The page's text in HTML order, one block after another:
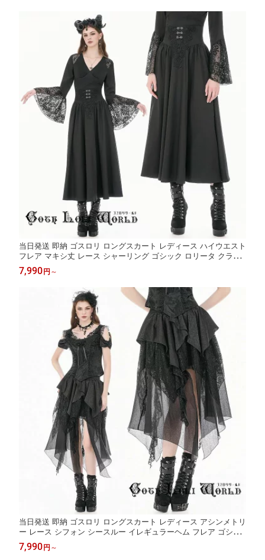
当日発送 即納 ゴスロリ ロングスカート レディース ハイウエスト
フレア マキシ丈 レース シャーリング ゴシック ロリータ クラシ
カル ブラック エレガント コスプレ ヴィジュアル系 地雷系 個性
的 ライブ衣装 舞台衣装 ステージ衣装 イベント衣装 仮装 衣装
7,990 円 ～
当日発送 即納 ゴスロリ ロングスカート レディース アシンメトリ
ー レース シフォン シースルー イレギュラーヘム フレア ゴシッ
ク ロリータ ブラック エレガント コスプレ ヴィジュアル系 地雷
系 個性的 ライブ衣装 舞台衣装 ステージ衣装 イベント衣装 仮装
7,990 円 ～